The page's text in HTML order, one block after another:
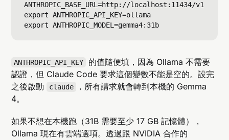
ANTHROPIC_BASE_URL=http://localhost:11434/v1
export ANTHROPIC_API_KEY=ollama
ANTHROPIC_API_KEY
的值隨便填，因為 Ollama 不需要
認證，但 Claude Code 要求這個變數不能是空的。設完
之後啟動
claude
，所有請求就會轉到本機的 Gemma
4。
如果不想在本機跑（31B 需要至少 17 GB 記憶體），
Ollama 現在有雲端選項。透過跟 NVIDIA 合作的